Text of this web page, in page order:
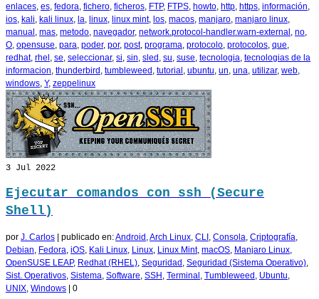
enlaces es fedora fichero ficheros FTP, FTPS howto http https información
ios kali kali linux la linux linux mint, los macos manjaro manjaro linux
manual mas metodo navegador, network.protocol-handler.warn-external no
O opensuse para poder, por, post, programa protocolo protocolos que
redhat, rhel se seleccionar, si sin sled su suse tecnologia tecnologias de la
informacion thunderbird tumbleweed tutorial ubuntu un una utilizar, web
windows Y, zeppelinux
3 Jul 2022
Ejecutar comandos con ssh (Secure
Shell)
por J. Carlos publicado en:Android ,Arch Linux, CLI , Consola, Criptografía,
Debian, Fedora, iOS, Kali Linux, Linux, Linux Mint, macOS, Manjaro Linux,
OpenSUSE LEAP, Redhat (RHEL), Seguridad , Seguridad (Sistema Operativo),
Sist. Operativos, Sistema, Software, SSH , Terminal , Tumbleweed , Ubuntu,
UNIX, Windows 0